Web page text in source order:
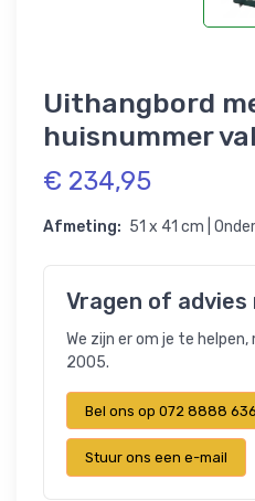
Uithangbord
huisnummer
€ 234,95
Afmeting: 51 x 41 cm |
Vragen of advies
We zijn er om je te
2005.
Bel ons op 072 8888 636
Stuur ons een e-mail